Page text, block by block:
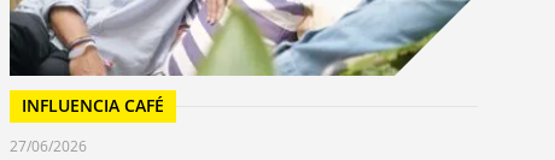
INFLUENCIA CAFÉ
27/06/2026